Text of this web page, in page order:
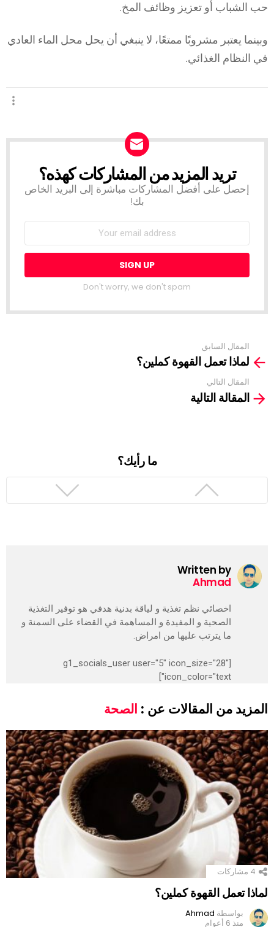
حب الشباب أو تعزيز وظائف المخ.
وبينما يعتبر مشروبًا ممتعًا، لا ينبغي أن يحل محل الماء العادي
في النظام الغذائي.
NEWSLETTER
تريد المزيد من المشاركات كهذه؟
إحصل على أفضل المشاركات مباشرة إلى البريد الخاص
بك!
Don't worry, we don't spam
more
المقال السابق
لماذا تعمل القهوة كملين؟
المقال التالي
المقالة التالية
ما رأيك؟
Written by
Ahmad
اخصائي نظم تغذية و لياقة بدنية هدفي هو توفير التغذية
الصحية و المفيدة و المساهمة في القضاء على السمنة و
ما يترتب عليها من امراض.
[g1_socials_user user="5" icon_size="28"
icon_color="text"]
المزيد من المقالات عن : الصحة
4 مشاركات
لماذا تعمل القهوة كملين؟
بواسطة Ahmad
منذ 6 أعوام